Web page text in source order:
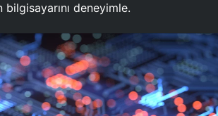
deneyimle.